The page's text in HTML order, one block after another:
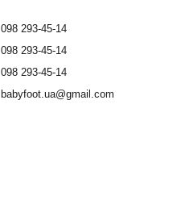
098 293-45-14
098 293-45-14
098 293-45-14
babyfoot.ua@gmail.com